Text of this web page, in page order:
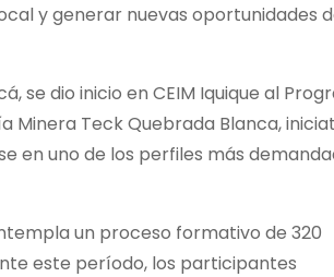
y generar nuevas oportunidades
se dio inicio en CEIM Iquique al
Minera Teck Quebrada Blanca,
en uno de los perfiles más
un proceso formativo de 320
este período, los participantes